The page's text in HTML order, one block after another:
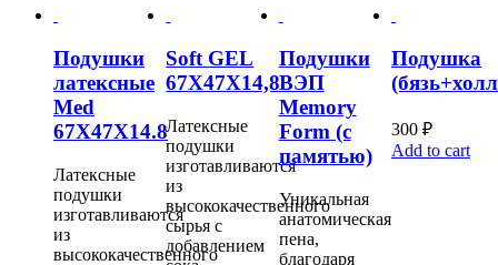
Подушки
латексные
Med
67X47X14.8
Латексные
подушки
изготавливаются
из
высококачественного
Soft GEL
67X47X14,8
Латексные
подушки
изготавливаются
из
высококачественного
сырья с
добавлением
Подушки
ВЭП
Memory
Form (с
памятью)
Уникальная
анатомическая
пена,
благодаря
Подушка
300 ₽
Add to cart